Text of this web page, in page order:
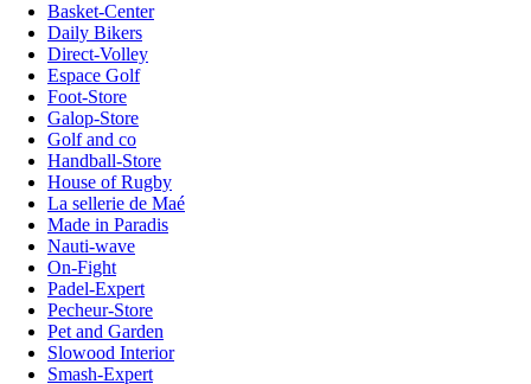
Basket-Center
Daily Bikers
Direct-Volley
Espace Golf
Foot-Store
Galop-Store
Golf and co
Handball-Store
House of Rugby
La sellerie de Maé
Made in Paradis
Nauti-wave
On-Fight
Padel-Expert
Pecheur-Store
Pet and Garden
Slowood Interior
Smash-Expert